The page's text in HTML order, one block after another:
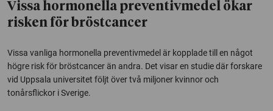
Vissa hormonella preventivmedel ökar
risken för bröstcancer
Vissa vanliga hormonella preventivmedel är kopplade till en något
högre risk för bröstcancer än andra. Det visar en studie där forskare
vid Uppsala universitet följt över två miljoner kvinnor och
tonårsflickor i Sverige.